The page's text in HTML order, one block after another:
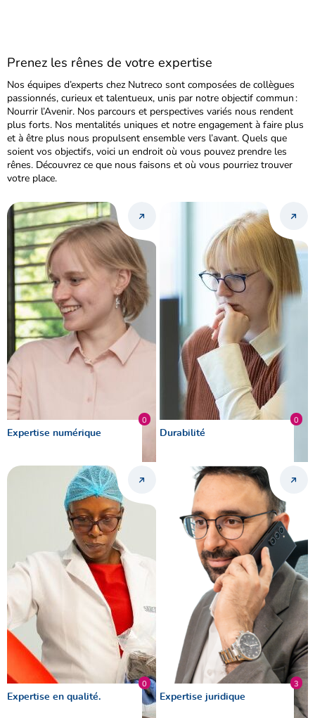
Prenez les rênes de votre expertise
Nos équipes d’experts chez Nutreco sont composées de collègues
passionnés, curieux et talentueux, unis par notre objectif commun :
Nourrir l’Avenir. Nos parcours et perspectives variés nous rendent
plus forts. Nos mentalités uniques et notre engagement à faire plus
et à être plus nous propulsent ensemble vers l’avant. Quels que
soient vos objectifs, voici un endroit où vous pouvez prendre les
rênes. Découvrez ce que nous faisons et où vous pourriez trouver
votre place.
0
Expertise numérique
0
Durabilité
0
Expertise en qualité.
3
Expertise juridique